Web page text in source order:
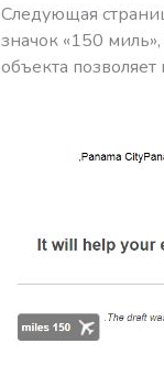
Следующая
значок «150
объекта